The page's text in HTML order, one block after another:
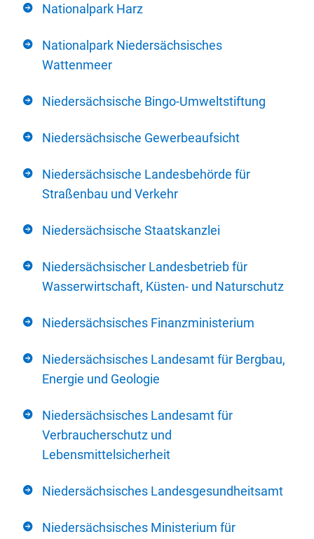
Nationalpark Harz
Nationalpark Niedersächsisches
Wattenmeer
Niedersächsische Bingo-Umweltstiftung
Niedersächsische Gewerbeaufsicht
Niedersächsische Landesbehörde für
Straßenbau und Verkehr
Niedersächsische Staatskanzlei
Niedersächsischer Landesbetrieb für
Wasserwirtschaft, Küsten- und Naturschutz
Niedersächsisches Finanzministerium
Niedersächsisches Landesamt für Bergbau,
Energie und Geologie
Niedersächsisches Landesamt für
Verbraucherschutz und
Lebensmittelsicherheit
Niedersächsisches Landesgesundheitsamt
Niedersächsisches Ministerium für